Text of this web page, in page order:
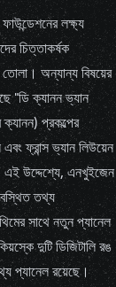
লক্ষ্য
চিত্তাকর্ষক
অন্যান্য বিষয়ের
"ডি ক্যানন ভ্যান
প্রকল্পের
ফ্রান্স ভ্যান লিউয়েন
এই উদ্দেশ্যে, এনখুইজেন
তথ্য
সাথে নতুন প্যানেল
দুটি ডিজিটালি রঙ
প্যানেল রয়েছে।